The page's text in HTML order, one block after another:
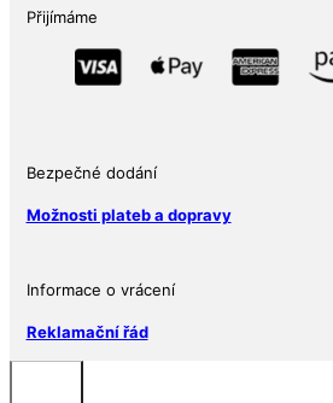
10
Švýcarsko
Přijímáme
Bezpečné dodání
Možnosti plateb a dopravy
Informace o vrácení
Reklamační řád